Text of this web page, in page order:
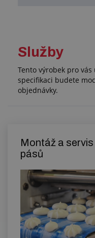
Služby
Tento výrobek pro
specifikaci budete
objednávky.
Montáž a
pásů